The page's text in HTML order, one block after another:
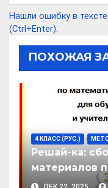
Нашли ошибку в
(Ctrl+Enter).
ПОХОЖАЯ
4 КЛАСС (РУС.)
Решай-ка:
материалов
Истоминой)